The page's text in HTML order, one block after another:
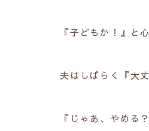
『子どもか！』と
夫はしばらく『大
『じゃあ、やめる